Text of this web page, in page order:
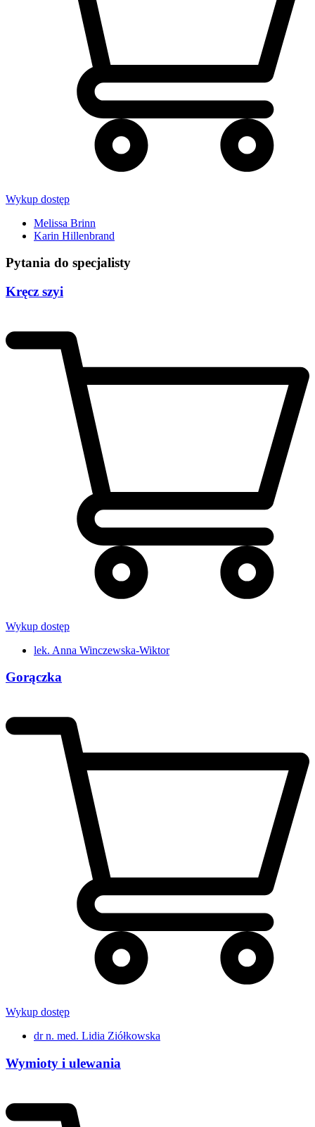
Wykup dostęp
Melissa Brinn
Karin Hillenbrand
Pytania do specjalisty
Kręcz szyi
Wykup dostęp
lek. Anna Winczewska-Wiktor
Gorączka
Wykup dostęp
dr n. med. Lidia Ziółkowska
Wymioty i ulewania